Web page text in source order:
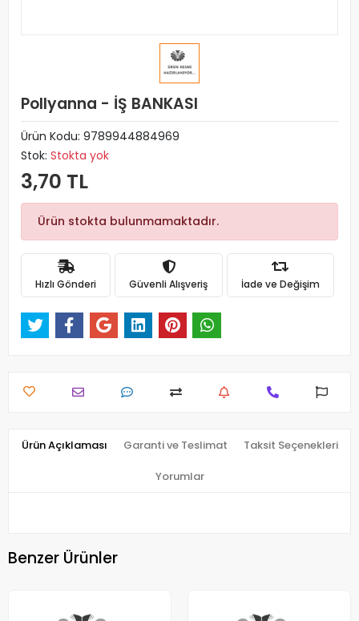
Pollyanna - İŞ BANKASI
Ürün Kodu: 9789944884969
Stok: Stokta yok
3,70 TL
Ürün stokta bulunmamaktadır.
Hızlı Gönderi Güvenli Alışveriş İade ve Değişim
Ürün Açıklaması Garanti ve Teslimat Taksit Seçenekleri
Yorumlar
Benzer Ürünler